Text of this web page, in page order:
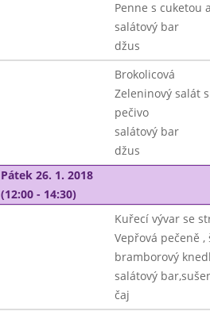
Penne s cuketou
salátový bar
džus
Brokolicová
Zeleninový salát
pečivo
salátový bar
džus
Pátek 26. 1. 2018
(12:00 - 14:30)
Kuřecí vývar se
Vepřová pečeně ,
bramborový
salátový
čaj